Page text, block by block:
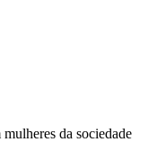
da sociedade